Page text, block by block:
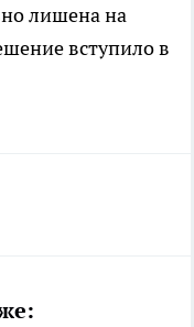
лишена на
вступило в